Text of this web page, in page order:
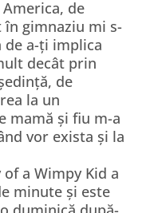
de
gimnaziu mi s-
de a-ți implica
decât prin
de
la un
mamă și fiu m-a
vor exista și la
a Wimpy Kid a
minute și este